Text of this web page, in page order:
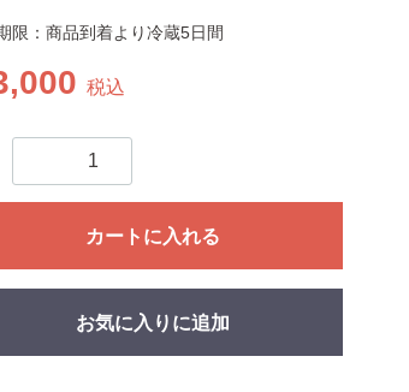
限：商品到着より冷蔵5日間
税込
カートに入れる
お気に入りに追加